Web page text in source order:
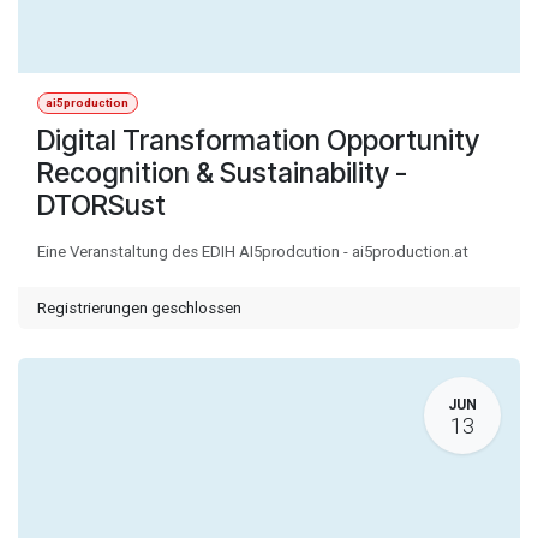
ai5production
Digital Transformation Opportunity
Recognition & Sustainability -
DTORSust
Eine Veranstaltung des EDIH AI5prodcution - ai5production.at
Registrierungen geschlossen
JUN
13